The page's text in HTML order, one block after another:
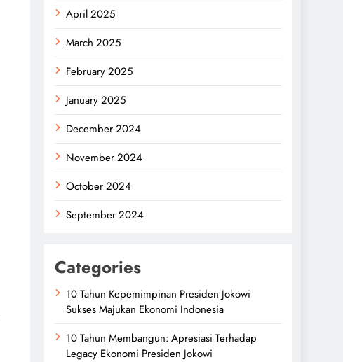
April 2025
March 2025
February 2025
January 2025
December 2024
November 2024
October 2024
September 2024
Categories
10 Tahun Kepemimpinan Presiden Jokowi
Sukses Majukan Ekonomi Indonesia
10 Tahun Membangun: Apresiasi Terhadap
Legacy Ekonomi Presiden Jokowi